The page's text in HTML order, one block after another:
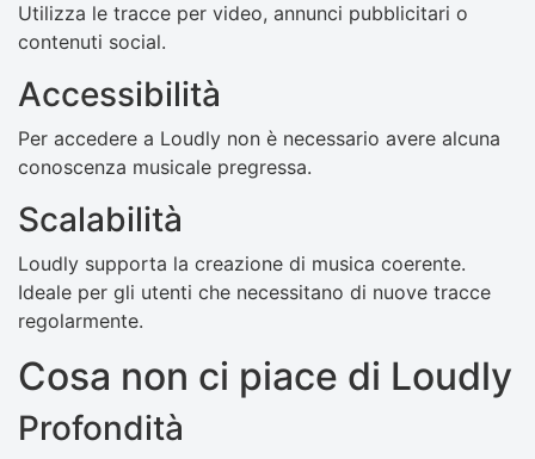
Utilizza le tracce per video, annunci pubblicitari o
contenuti social.
Accessibilità
Per accedere a Loudly non è necessario avere alcuna
conoscenza musicale pregressa.
Scalabilità
Loudly supporta la creazione di musica coerente.
Ideale per gli utenti che necessitano di nuove tracce
regolarmente.
Cosa non ci piace di Loudly
Profondità